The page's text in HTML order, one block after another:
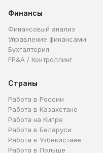
Финансы
Финансовый анализ
Управление финансами
Бухгалтерия
FP&A / Контроллинг
Страны
Работа в России
Работа в Казахстане
Работа на Кипре
Работа в Беларуси
Работа в Узбекистане
Работа в Польше